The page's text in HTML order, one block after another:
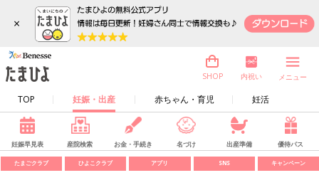
×
TOP 妊娠・出産 赤ちゃん・育児 妊活
SHOP 内祝い メニュー
妊娠早見表 産院検索 お金・手続き 名づけ 出産準備 優待パス
たまごクラブ ひよこクラブ アプリ SNS キャンペーン